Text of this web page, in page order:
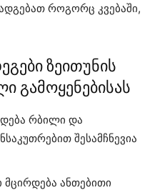
როგორც კვებაში,
ზეითუნის
გამოყენებისას
რბილი და
შესამჩნევია
მცირდება ანთებითი